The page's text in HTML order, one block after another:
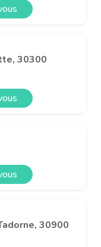
30300
30900